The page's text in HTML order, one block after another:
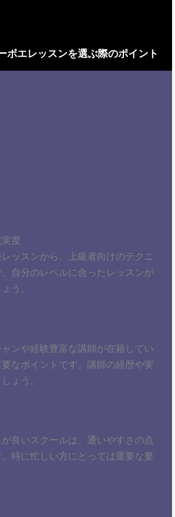
ボエレッスンを選ぶ際のポイント
度
ッスンから、上級者向けのテクニ
自分のレベルに合ったレッスンが
う。
ンや経験豊富な講師が在籍してい
なポイントです。講師の経歴や実
ょう。
良いスクールは、通いやすさの点
特に忙しい方にとっては重要な要